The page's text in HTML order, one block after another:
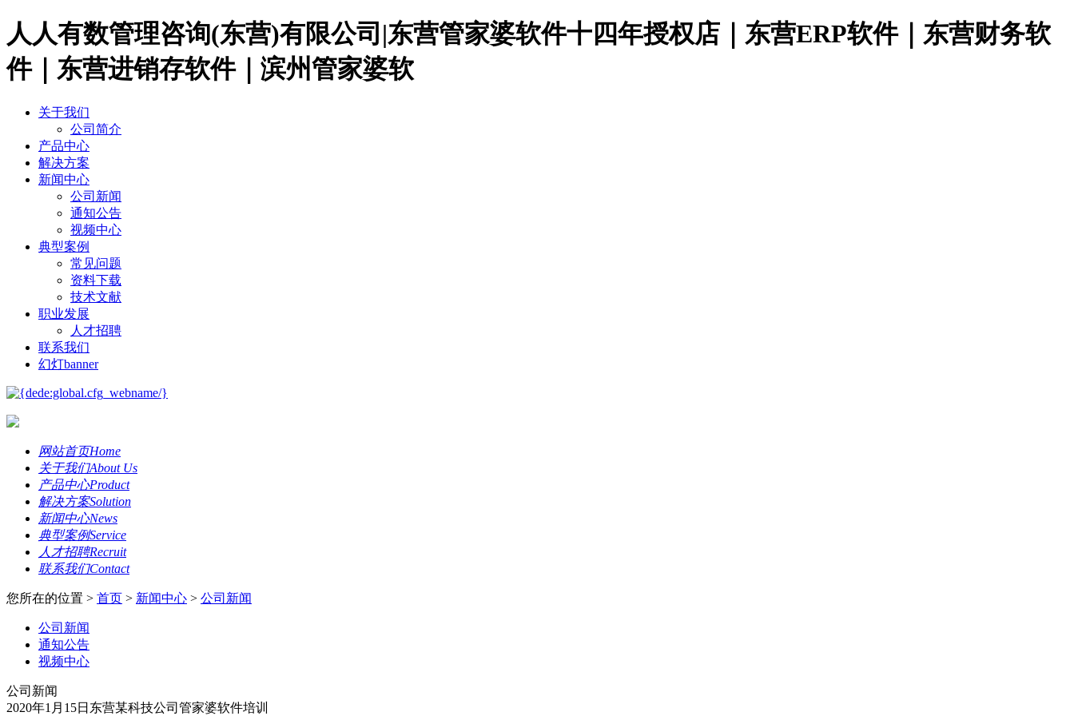
人人有数管理咨询(东营)有限公司|东营管家婆软件十四年授权店｜东营ERP软件｜东营财务软
件｜东营进销存软件｜滨州管家婆软
关于我们
公司简介
产品中心
解决方案
新闻中心
公司新闻
通知公告
视频中心
典型案例
常见问题
资料下载
技术文献
职业发展
人才招聘
联系我们
幻灯banner
网站首页Home
关于我们About Us
产品中心Product
解决方案Solution
新闻中心News
典型案例Service
人才招聘Recruit
联系我们Contact
您所在的位置 > 首页 > 新闻中心 > 公司新闻
公司新闻
通知公告
视频中心
公司新闻
2020年1月15日东营某科技公司管家婆软件培训